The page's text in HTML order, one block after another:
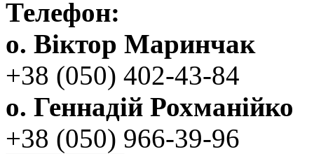
Телефон:
о. Віктор Маринчак
+38 (050)‭ 402-43-84
о. Геннадій Рохманійко
+38 (050)‭ ‬966-39-96